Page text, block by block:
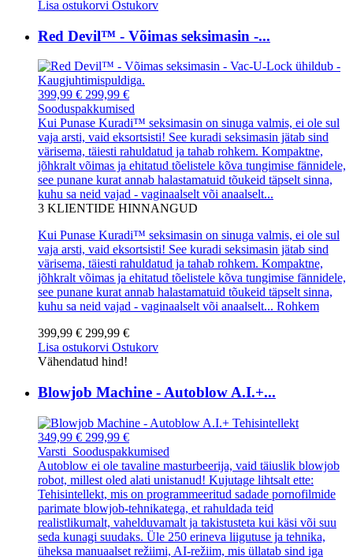
Lisa ostukorvi Ostukorv
Red Devil™ - Võimas seksimasin -...
399,99 € 299,99 €
Sooduspakkumised
Kui Punase Kuradi™ seksimasin on sinuga valmis, ei ole sul
vaja arsti, vaid eksortsisti! See kuradi seksimasin jätab sind
värisema, täiesti rahuldatud ja tahab rohkem. Kompaktne,
jõhkralt võimas ja ehitatud tõelistele kõva tungimise fännidele,
see punane kurat annab halastamatuid tõukeid täpselt sinna,
kuhu sa neid vajad - vaginaalselt või anaalselt...
3 KLIENTIDE HINNANGUD
Kui Punase Kuradi™ seksimasin on sinuga valmis, ei ole sul
vaja arsti, vaid eksortsisti! See kuradi seksimasin jätab sind
värisema, täiesti rahuldatud ja tahab rohkem. Kompaktne,
jõhkralt võimas ja ehitatud tõelistele kõva tungimise fännidele,
see punane kurat annab halastamatuid tõukeid täpselt sinna,
kuhu sa neid vajad - vaginaalselt või anaalselt... Rohkem
399,99 € 299,99 €
Lisa ostukorvi Ostukorv
Vähendatud hind!
Blowjob Machine - Autoblow A.I.+...
349,99 € 299,99 €
Varsti Sooduspakkumised
Autoblow ei ole tavaline masturbeerija, vaid täiuslik blowjob
robot, millest oled alati unistanud! Kujutage lihtsalt ette:
Tehisintellekt, mis on programmeeritud sadade pornofilmide
parimate blowjob-tehnikatega, et rahuldada teid
realistlikumalt, vahelduvamalt ja takistusteta kui käsi või suu
seda kunagi suudaks. Üle 250 erineva liigutuse ja tehnika,
üheksa manuaalset režiimi, AI-režiim, mis üllatab sind iga